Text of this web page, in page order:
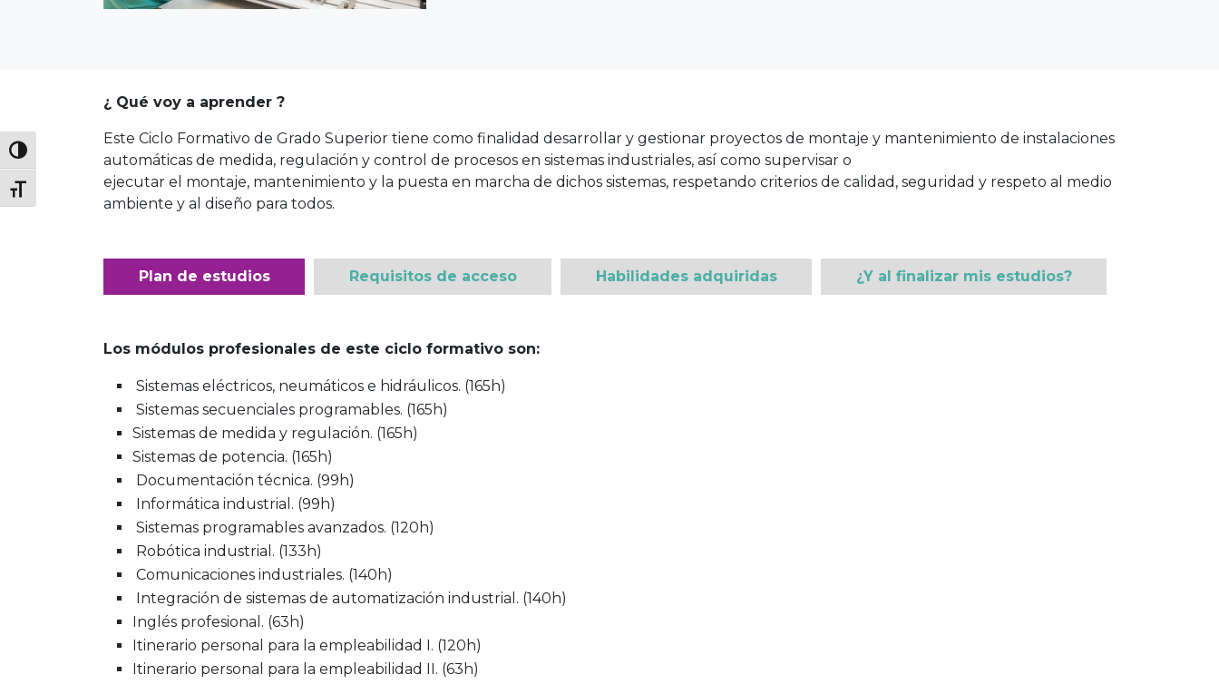
¿ Qué voy a aprender ?
Este Ciclo Formativo de Grado Superior tiene como finalidad desarrollar y gestionar proyectos de montaje y mantenimiento de instalaciones
automáticas de medida, regulación y control de procesos en sistemas industriales, así como supervisar o
ejecutar el montaje, mantenimiento y la puesta en marcha de dichos sistemas, respetando criterios de calidad, seguridad y respeto al medio
ambiente y al diseño para todos.
Plan de estudios Requisitos de acceso Habilidades adquiridas ¿Y al finalizar mis estudios?
Los módulos profesionales de este ciclo formativo son:
Sistemas eléctricos, neumáticos e hidráulicos. (165h)
Sistemas secuenciales programables. (165h)
Sistemas de medida y regulación. (165h)
Sistemas de potencia. (165h)
Documentación técnica. (99h)
Informática industrial. (99h)
Sistemas programables avanzados. (120h)
Robótica industrial. (133h)
Comunicaciones industriales. (140h)
Integración de sistemas de automatización industrial. (140h)
Inglés profesional. (63h)
Itinerario personal para la empleabilidad I. (120h)
Itinerario personal para la empleabilidad II. (63h)